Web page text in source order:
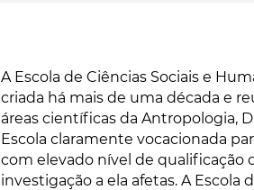
A Escola de Ciências Sociais e
criada há mais de uma década e
áreas científicas da Antropologia,
Escola claramente vocacionada
com elevado nível de qualificação
investigação a ela afetas. A Escola